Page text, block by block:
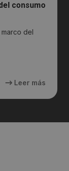
consumo
marco del
Leer más